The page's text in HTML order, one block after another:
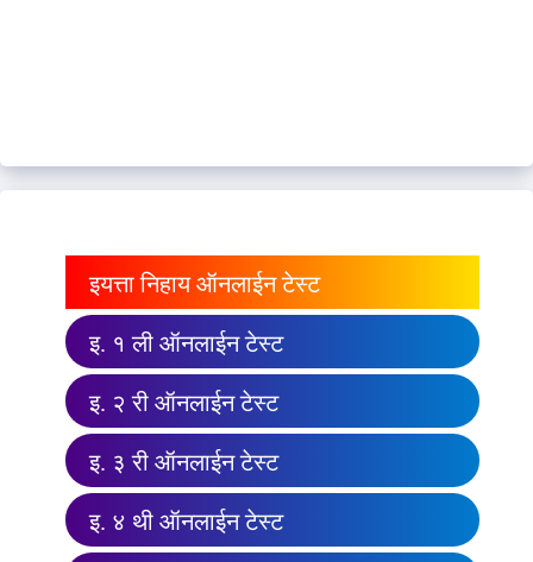
इयत्ता निहाय ऑनलाईन टेस्ट
इ. १ ली ऑनलाईन टेस्ट
इ. २ री ऑनलाईन टेस्ट
इ. ३ री ऑनलाईन टेस्ट
इ. ४ थी ऑनलाईन टेस्ट